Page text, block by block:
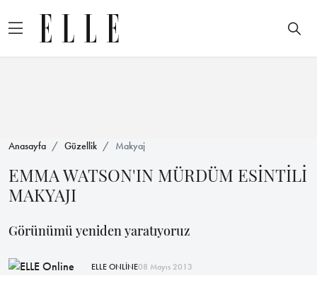
Anasayfa Güzellik Makyaj
EMMA WATSON'IN MÜRDÜM ESİNTİLİ
MAKYAJI
Görünümü yeniden yaratıyoruz
ELLE ONLİNE08 Mayıs 2013